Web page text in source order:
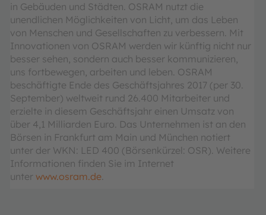
in Gebäuden und Städten. OSRAM nutzt die
unendlichen Möglichkeiten von Licht, um das Leben
von Menschen und Gesellschaften zu verbessern. Mit
Innovationen von OSRAM werden wir künftig nicht nur
besser sehen, sondern auch besser kommunizieren,
uns fortbewegen, arbeiten und leben. OSRAM
beschäftigte Ende des Geschäftsjahres 2017 (per 30.
September) weltweit rund 26.400 Mitarbeiter und
erzielte in diesem Geschäftsjahr einen Umsatz von
über 4,1 Milliarden Euro. Das Unternehmen ist an den
Börsen in Frankfurt am Main und München notiert
unter der WKN: LED 400 (Börsenkürzel: OSR). Weitere
Informationen finden Sie im Internet
unter www.osram.de.